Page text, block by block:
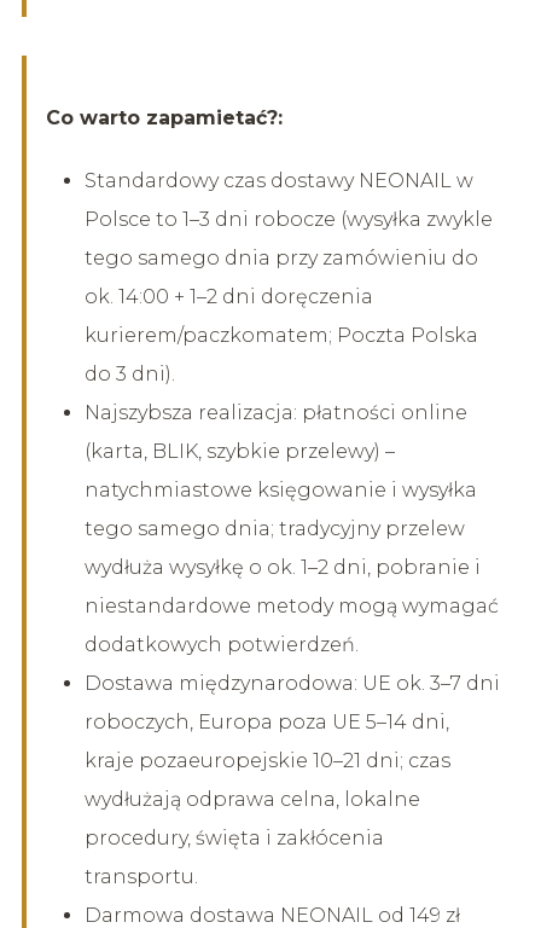
Co warto zapamietać?:
Standardowy czas dostawy NEONAIL w
Polsce to 1–3 dni robocze (wysyłka zwykle
tego samego dnia przy zamówieniu do
ok. 14:00 + 1–2 dni doręczenia
kurierem/paczkomatem; Poczta Polska
do 3 dni).
Najszybsza realizacja: płatności online
(karta, BLIK, szybkie przelewy) –
natychmiastowe księgowanie i wysyłka
tego samego dnia; tradycyjny przelew
wydłuża wysyłkę o ok. 1–2 dni, pobranie i
niestandardowe metody mogą wymagać
dodatkowych potwierdzeń.
Dostawa międzynarodowa: UE ok. 3–7 dni
roboczych, Europa poza UE 5–14 dni,
kraje pozaeuropejskie 10–21 dni; czas
wydłużają odprawa celna, lokalne
procedury, święta i zakłócenia
transportu.
Darmowa dostawa NEONAIL od 149 zł